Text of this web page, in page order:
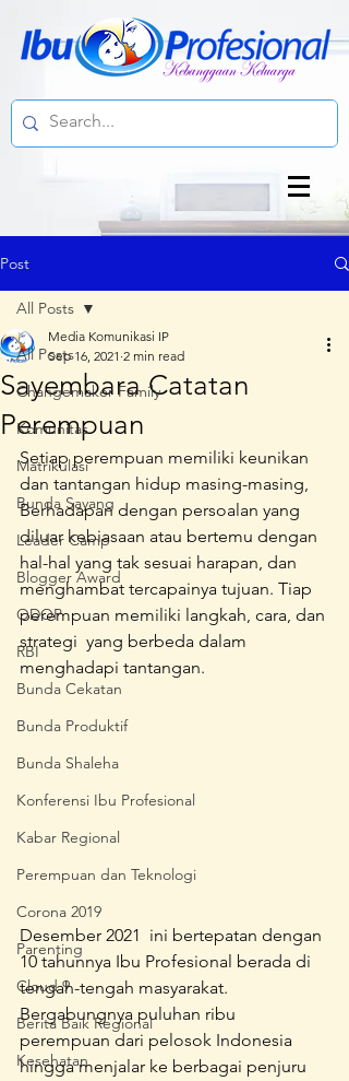
Post
All Posts
Changemaker Family
Komunitas
Matrikulasi
Bunda Sayang
Leader Camp
Blogger Award
ODOP
RBI
Bunda Cekatan
Bunda Produktif
Bunda Shaleha
Konferensi Ibu Profesional
Kabar Regional
Perempuan dan Teknologi
Corona 2019
Parenting
Cloud 9
Berita Baik Regional
Kesehatan
All Posts
Sayembara Catatan
Perempuan
Media Komunikasi IP
Sep 16, 2021 2 min read
Setiap perempuan memiliki keunikan
dan tantangan hidup masing-masing,
Berhadapan dengan persoalan yang
diluar kebiasaan atau bertemu dengan
hal-hal yang tak sesuai harapan, dan
menghambat tercapainya tujuan. Tiap
perempuan memiliki langkah, cara, dan
strategi  yang berbeda dalam
menghadapi tantangan.
Desember 2021  ini bertepatan dengan
10 tahunnya Ibu Profesional berada di
tengah-tengah masyarakat.
Bergabungnya puluhan ribu
perempuan dari pelosok Indonesia
hingga menjalar ke berbagai penjuru